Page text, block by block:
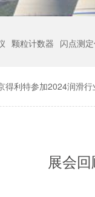
颗粒计数器 闪点测
得利特参加2024润滑
展会